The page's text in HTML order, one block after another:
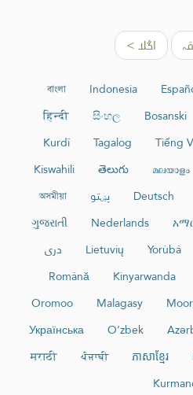
اگلا >
Indonesia
বাংলা
Bosanski
සිංහල
हिन्दी
Tiếng
Tagalog
Kurdî
മലയാളം
తెలుగు
Kiswahili
Deutsch پښتو
অসমীয়া
Nederlands
ગુજરાતી
Yorùbá
Lietuvių
دری
Kinyarwanda
Română
Malagasy
Oromoo
O‘zbek
Українська
ភាសាខ្មែរ
ਪੰਜਾਬੀ
मराठी